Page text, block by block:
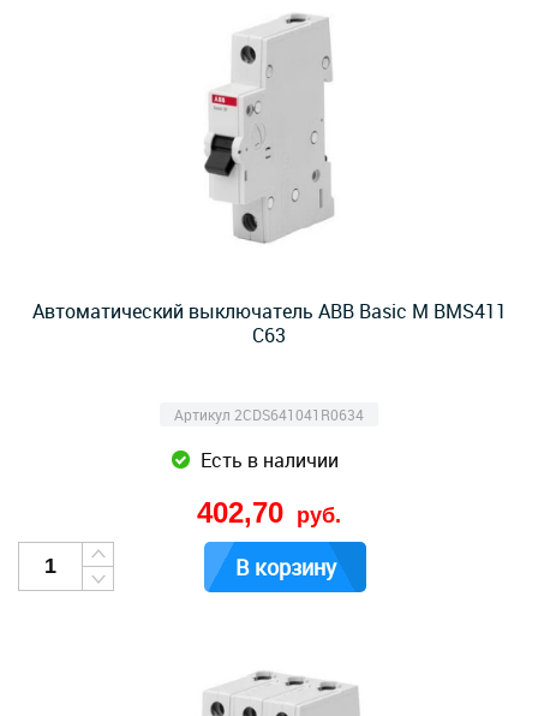
Автоматический выключатель ABB Basic M BMS411
C63
Артикул 2CDS641041R0634
Есть в наличии
402,70 руб.
В корзину